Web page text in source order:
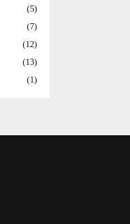
(5)
(7)
(12)
(13)
(1)